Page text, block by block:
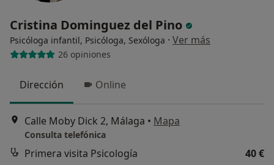
Cristina Dominguez del Pino
Psicóloga infantil, Psicóloga, Sexóloga · Ver más
26 opiniones
Dirección Online
Calle Moby Dick 2, Málaga • Mapa
Consulta telefónica
Primera visita Psicología 40 €